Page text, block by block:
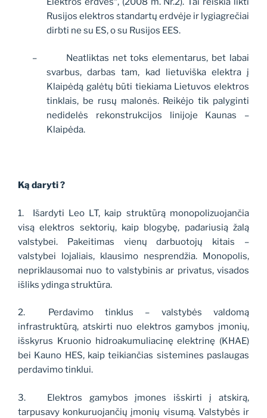
Rusijos elektros standartų erdvėje ir lygiagrečiai
dirbti ne su ES, o su Rusijos EES.
–
Neatliktas net toks elementarus, bet labai
svarbus, darbas tam, kad lietuviška elektra į
Klaipėdą galėtų būti tiekiama Lietuvos elektros
tinklais, be rusų malonės. Reikėjo tik palyginti
nedidelės rekonstrukcijos linijoje Kaunas –
Klaipėda.
Ką daryti ?
1.
Išardyti Leo LT, kaip struktūrą monopolizuojančia
visą elektros sektorių, kaip blogybę, padariusią žalą
valstybei. Pakeitimas vienų darbuotojų kitais –
valstybei lojaliais, klausimo nesprendžia. Monopolis,
nepriklausomai nuo to valstybinis ar privatus, visados
išliks ydinga struktūra.
2.
Perdavimo tinklus – valstybės valdomą
infrastruktūrą, atskirti nuo elektros gamybos įmonių,
išskyrus Kruonio hidroakumuliacinę elektrinę (KHAE)
bei Kauno HES, kaip teikiančias sistemines paslaugas
perdavimo tinklui.
3.
Elektros gamybos įmones išskirti į atskirą,
tarpusavy konkuruojančių įmonių visumą. Valstybės ir